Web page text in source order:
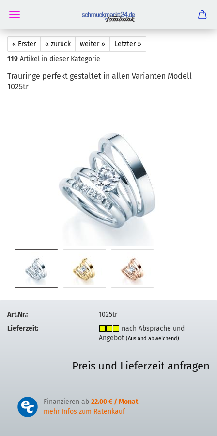
« Erster « zurück weiter »
Letzter »
119 Artikel in dieser Kategorie
Trau­rin­ge per­fekt ge­stal­tet in allen Va­ri­an­ten Mo­dell
1025tr
Art.Nr.:
1025tr
Lieferzeit:
nach Absprache und
Angebot(Ausland abweichend)
Preis und Lieferzeit anfragen
Finanzieren ab 22.00 € / Monat
mehr Infos zum Ratenkauf